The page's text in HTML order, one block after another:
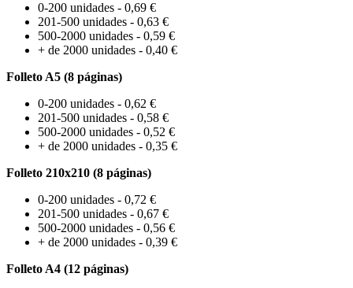
0-200 unidades - 0,69 €
201-500 unidades - 0,63 €
500-2000 unidades - 0,59 €
+ de 2000 unidades - 0,40 €
Folleto A5 (8 páginas)
0-200 unidades - 0,62 €
201-500 unidades - 0,58 €
500-2000 unidades - 0,52 €
+ de 2000 unidades - 0,35 €
Folleto 210x210 (8 páginas)
0-200 unidades - 0,72 €
201-500 unidades - 0,67 €
500-2000 unidades - 0,56 €
+ de 2000 unidades - 0,39 €
Folleto A4 (12 páginas)